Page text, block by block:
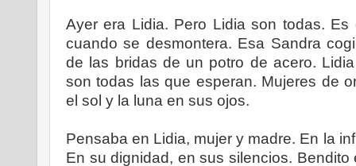
Ayer era Lidia. Pero Lidia son todas.
cuando se desmontera. Esa Sandra
de las bridas de un potro de acero.
son todas las que esperan. Mujeres de
el sol y la luna en sus ojos.
Pensaba en Lidia, mujer y madre. En la
En su dignidad, en sus silencios.